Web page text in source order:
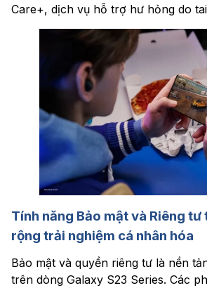
Care+, dịch vụ hỗ trợ hư hỏng do
Tính năng Bảo mật và Riêng tư
rộng trải nghiệm cá nhân hóa
Bảo mật và quyền riêng tư là nền
trên dòng Galaxy S23 Series. Các